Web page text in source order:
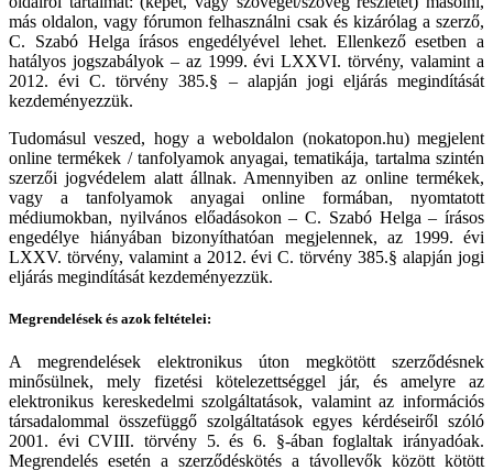
más oldalon, vagy fórumon felhasználni csak és kizárólag a szerző,
C. Szabó Helga írásos engedélyével lehet. Ellenkező esetben a
hatályos jogszabályok – az 1999. évi LXXVI. törvény, valamint a
2012. évi C. törvény 385.§ – alapján jogi eljárás megindítását
kezdeményezzük.
Tudomásul veszed, hogy a weboldalon (nokatopon.hu) megjelent
online termékek / tanfolyamok anyagai, tematikája, tartalma szintén
szerzői jogvédelem alatt állnak. Amennyiben az online termékek,
vagy a tanfolyamok anyagai online formában, nyomtatott
médiumokban, nyilvános előadásokon – C. Szabó Helga – írásos
engedélye hiányában bizonyíthatóan megjelennek, az 1999. évi
LXXV. törvény, valamint a 2012. évi C. törvény 385.§ alapján jogi
eljárás megindítását kezdeményezzük.
Megrendelések és azok feltételei:
A megrendelések elektronikus úton megkötött szerződésnek
minősülnek, mely fizetési kötelezettséggel jár, és amelyre az
elektronikus kereskedelmi szolgáltatások, valamint az információs
társadalommal összefüggő szolgáltatások egyes kérdéseiről szóló
2001. évi CVIII. törvény 5. és 6. §-ában foglaltak irányadóak.
Megrendelés esetén a szerződéskötés a távollevők között kötött